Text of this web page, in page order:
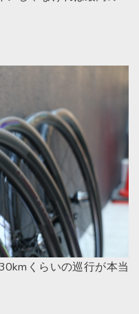
くらいの巡行が本当